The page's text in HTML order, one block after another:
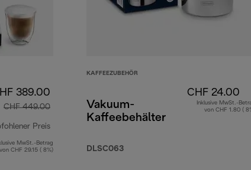
389.00
CHF 449.00
Preis
Originalpreis CHF 449.00
MwSt.-Betrag
von CHF 29.15 ( 8%)
KAFFEEZUBEHÖR
Vakuum-
Kaffeebehälter
DLSC063
CHF 24.00
Inklusive MwSt.-
von CHF 1.80 (